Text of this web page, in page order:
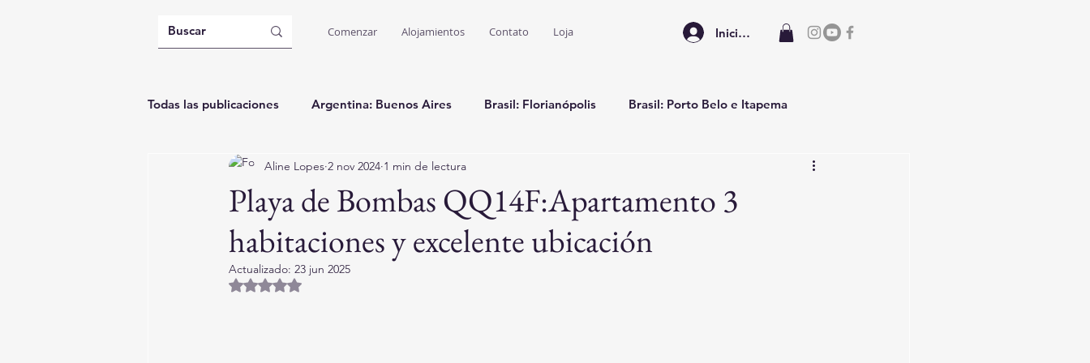
Comenzar Alojamientos Contato Loja Iniciar sesión
Todas las publicaciones Argentina: Buenos Aires Brasil: Florianópolis Brasil: Porto Belo e Itapema
Brasil: Governador Celso Ramos Brasil: Bombinhas
Playa de Bombas QQ14F:Apartamento 3
habitaciones y excelente ubicación
Aline Lopes 2 nov 2024 1 min de lectura
Actualizado: 23 jun 2025
Obtuvo NaN de 5 estrellas.